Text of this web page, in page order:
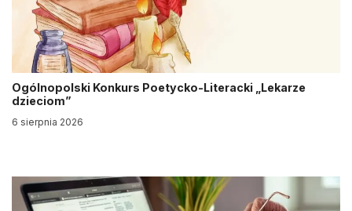
Ogólnopolski Konkurs Poetycko-Literacki „Lekarze
dzieciom”
6 sierpnia 2026